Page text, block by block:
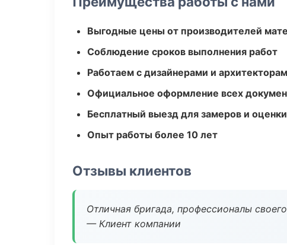
Выгодные цены от производителей
Соблюдение сроков выполнения работ
Работаем с дизайнерами и
Официальное оформление всех
Бесплатный выезд для замеров и оценки
Опыт работы более 10 лет
Отзывы клиентов
Отличная бригада, профессионалы
— Клиент компании